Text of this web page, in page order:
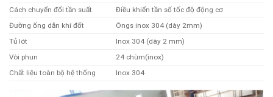
Cách chuyển đổi tần suất
Điều khiển tần số tốc độ động cơ
Đường ống dẫn khí đốt
Ôngs inox 304 (dày 2mm)
Tủ lót
Inox 304 (dày 2 mm)
Vòi phun
24 chùm(inox)
Chất liệu toàn bộ hệ thống
Inox 304